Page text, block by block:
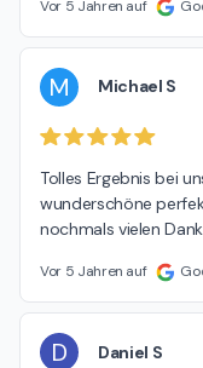
Vor 5 Jahren auf
M Michael S
Tolles Ergebnis bei
wunderschöne
nochmals vielen
Vor 5 Jahren auf
D Daniel S